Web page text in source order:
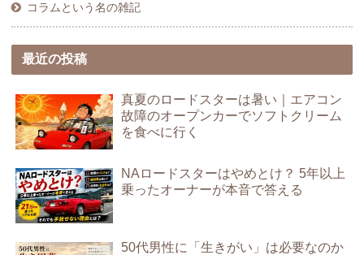
コラムという名の雑記
最近の投稿
真夏のロードスターは暑い｜エアコン
故障のオープンカーでソフトクリーム
を食べに行く
NAロードスターはやめとけ？ 5年以上
乗ったオーナーが本音で答える
50代男性に「生きがい」は必要なのか